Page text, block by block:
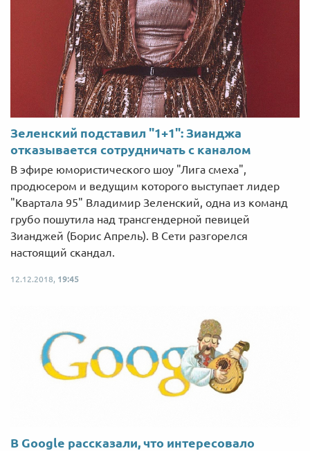
Зеленский подставил "1+1": Зианджа
отказывается сотрудничать с каналом
В эфире юмористического шоу "Лига смеха",
продюсером и ведущим которого выступает лидер
"Квартала 95" Владимир Зеленский, одна из команд
грубо пошутила над трансгендерной певицей
Зианджей (Борис Апрель). В Сети разгорелся
настоящий скандал.
12.12.2018, 19:45
В Google рассказали, что интересовало